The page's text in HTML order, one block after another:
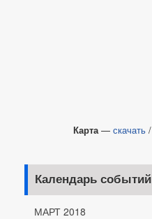
Карта— скачать /
Календарь событий
МАРТ 2018